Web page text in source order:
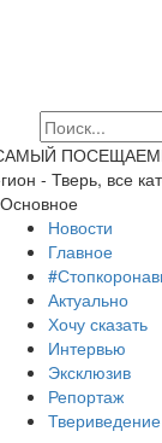
- Тверь, все
Основное
Новости
Главное
Актуально
Хочу сказать
Интервью
Эксклюзив
Репортаж
Твериведение